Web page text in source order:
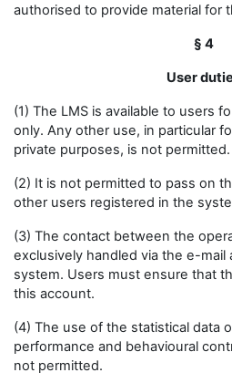
authorised to provide material for
§ 4
User
(1) The LMS is available to users
only. Any other use, in particular
private purposes, is not permitted.
(2) It is not permitted to pass on
other users registered in the
(3) The contact between the
exclusively handled via the e-
system. Users must ensure that
this account.
(4) The use of the statistical data
performance and behavioural
not permitted.